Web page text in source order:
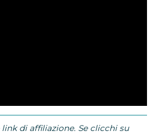
di affiliazione. Se clicchi su